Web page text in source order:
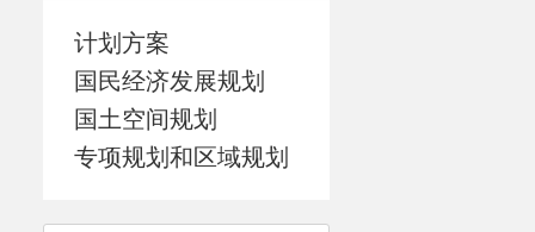
计划方案
国民经济发展规划
国土空间规划
专项规划和区域规划